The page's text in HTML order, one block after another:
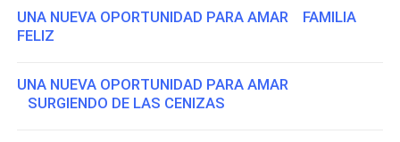
UNA NUEVA OPORTUNIDAD PARA AMAR FAMILIA
FELIZ
UNA NUEVA OPORTUNIDAD PARA AMAR
SURGIENDO DE LAS CENIZAS